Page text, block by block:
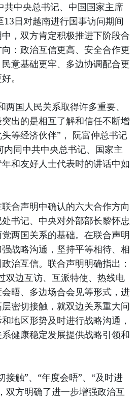
中央总书记、中国国家主席
13日对越南进行国事访问期间
，双方肯定积极推进下阶段合
：政治互信更高、安全合作更
意基础更牢、多边协调配合更
。
两国人民关系取得许多重要、
出的是相互了解和信任不断增
等经济伙伴”， 阮富仲总书记
同中共中央总书记、国家主
和友好人士代表时的讲话中如
合声明中确认的六大合作方向
书记、中央对外部部长黎怀忠
两国关系的基础。在联合声明
战略沟通，坚持平等相待、相
治互信。联合声明明确指出：
双边互访、互派特使、热线电
晤、多边场合会见等形式，进
密切接触，就双边关系重大问
地区形势及时进行战略沟通，
健康稳定发展提供战略引领和
接触”、“年度会晤”、“及时进
双方明确了进一步增强政治互